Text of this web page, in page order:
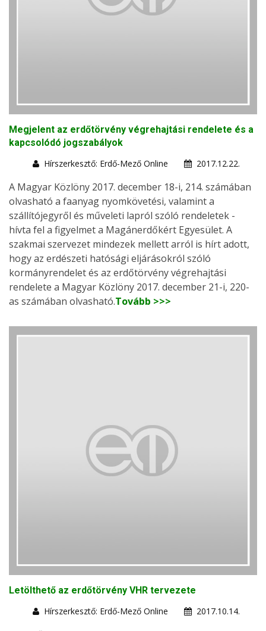
Megjelent az erdőtörvény végrehajtási rendelete és a
kapcsolódó jogszabályok
Hírszerkesztő: Erdő-Mező Online
2017.12.22.
A Magyar Közlöny 2017. december 18-i, 214. számában
olvasható a faanyag nyomkövetési, valamint a
szállítójegyről és műveleti lapról szóló rendeletek -
hívta fel a figyelmet a Magánerdőkért Egyesület. A
szakmai szervezet mindezek mellett arról is hírt adott,
hogy az erdészeti hatósági eljárásokról szóló
kormányrendelet és az erdőtörvény végrehajtási
rendelete a Magyar Közlöny 2017. december 21-i, 220-
as számában olvasható.Tovább >>>
Letölthető az erdőtörvény VHR tervezete
Hírszerkesztő: Erdő-Mező Online
2017.10.14.